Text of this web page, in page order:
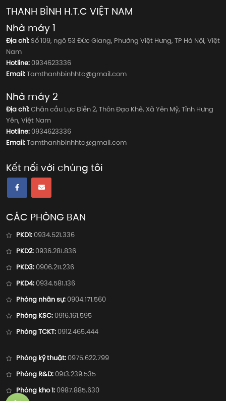
thầu và chủ đầu tư tại Việt Nam, mang lại hiệu quả kinh tế và kỹ
thuật vượt trội cho các công trình.
THANH BÌNH H.T.C VIỆT NAM
Nhà máy 1
Địa chỉ:Số 109, ngõ 53 Đức Giang, Phường Việt Hưng, TP Hà Nội, Việt
Nam
Hotline:0934623336
Email:Tamthanhbinhhtc@gmail.com
Nhà máy 2
Địa chỉ:Chân cầu Lực Điền 2, Thôn Đạo Khê, Xã Yên Mỹ, Tỉnh Hưng
Yên, Việt Nam
Hotline:0934623336
Email:Tamthanhbinhhtc@gmail.com
Kết nối với chúng tôi
CÁC PHÒNG BAN
PKD1:0934.521.336
PKD2:0936.281.836
PKD3:0906.211.236
PKD4:0934.581.136
Phòng nhân sự:0904.171.560
Phòng KSC:0916.161.595
Phòng TCKT:0912.465.444
Phòng kỹ thuật:0975.622.799
Phòng R&D:0913.239.535
Phòng kho 1:0987.885.630